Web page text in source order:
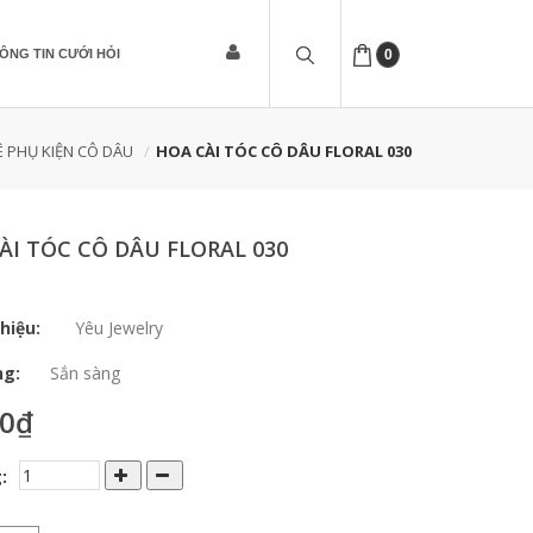
0
TIN CƯỚI HỎI
PHỤ KIỆN CÔ DÂU HOA CÀI TÓC CÔ DÂU FLORAL 030
TÓC CÔ DÂU FLORAL 030
Yêu Jewelry
Sắn sàng